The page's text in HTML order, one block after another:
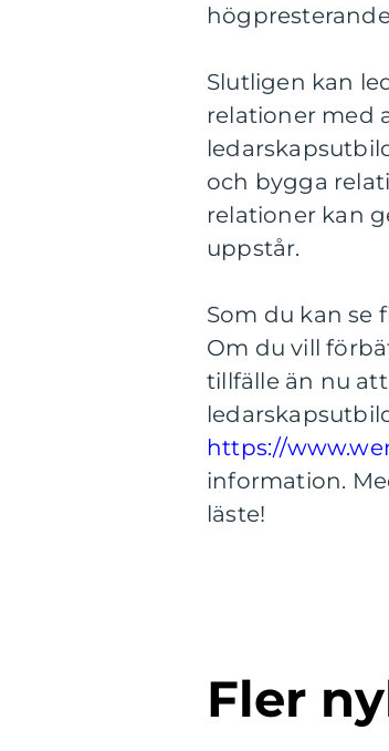
Slutligen kan
relationer med
och bygga
relationer kan
uppstår.
Som du kan se
Om du vill
tillfälle än nu
https://
information.
läste!
Fler